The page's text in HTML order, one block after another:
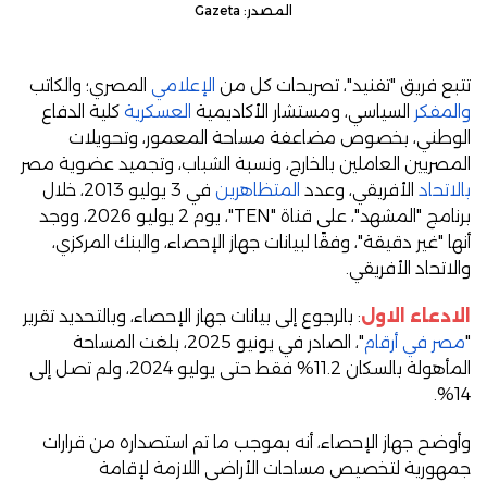
المصدر: Gazeta
تتبع فريق "تفنيد"، تصريحات كل من الإعلامي المصري؛ والكاتب
والمفكر السياسي، ومستشار الأكاديمية العسكرية كلية الدفاع
الوطني، بخصوص مضاعفة مساحة المعمور، وتحويلات
المصريين العاملين بالخارج، ونسبة الشباب، وتجميد عضوية مصر
بالاتحاد الأفريقي، وعدد المتظاهرين
في 3 يوليو 2013، خلال
برنامج "المشهد"، على قناة "TEN"، يوم 2 يوليو 2026، ووجد
أنها "غير دقيقة"، وفقًا لبيانات جهاز الإحصاء، والبنك المركزي،
والاتحاد الأفريقي.
الادعاء الاول: بالرجوع إلى بيانات جهاز الإحصاء، وبالتحديد تقرير
"مصر في أرقام
"، الصادر في يونيو 2025، بلغت المساحة
المأهولة بالسكان 11.2% فقط حتى يوليو 2024، ولم تصل إلى
14%.
وأوضح جهاز الإحصاء، أنه بموجب ما تم استصداره من قرارات
جمهورية لتخصيص مساحات الأراضي اللازمة لإقامة